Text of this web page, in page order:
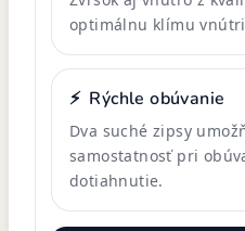
optimálnu klímu
⚡ Rýchle obúvanie
Dva suché zipsy
samostatnosť pri
dotiahnutie.